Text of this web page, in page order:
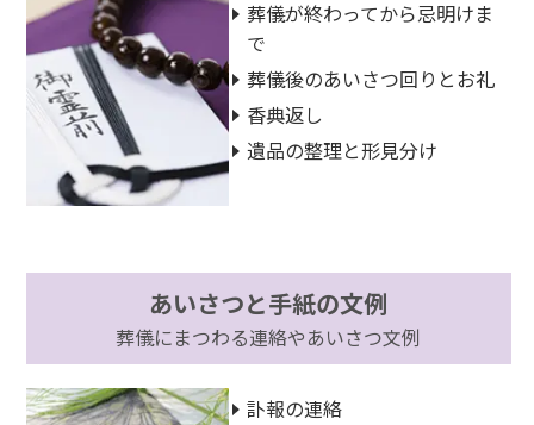
葬儀が終わってから忌明けま
で
葬儀後のあいさつ回りとお礼
香典返し
遺品の整理と形見分け
あいさつと手紙の文例
葬儀にまつわる連絡やあいさつ文例
訃報の連絡